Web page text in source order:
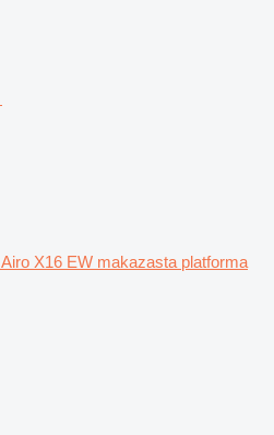
Airo X16 EW makazasta platforma